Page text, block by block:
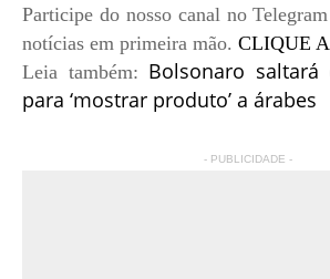
Participe do nosso canal no
notícias em primeira mão. CLIQUE
Leia também: Bolsonaro saltará
para ‘mostrar produto’ a árabes
- PUBLICIDADE -